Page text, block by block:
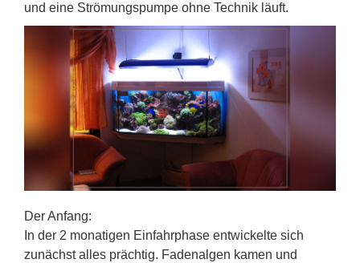
und eine Strömungspumpe ohne Technik läuft.
Der Anfang:
In der 2 monatigen Einfahrphase entwickelte sich
zunächst alles prächtig. Fadenalgen kamen und